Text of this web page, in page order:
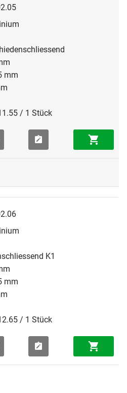
mm
/ 1 Stück
K1
mm
/ 1 Stück